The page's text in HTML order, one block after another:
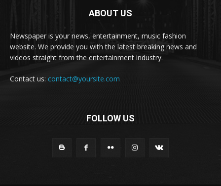
ABOUT US
Newspaper is your news, entertainment, music fashion
website. We provide you with the latest breaking news and
videos straight from the entertainment industry.
Contact us: contact@yoursite.com
FOLLOW US